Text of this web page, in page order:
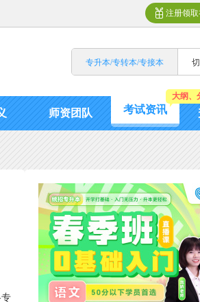
注册领
专升本/专转本/专接本
师资团队 考试资讯
大纲、